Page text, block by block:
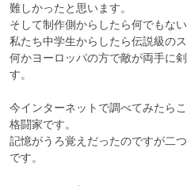
難しかったと思います。
そして制作側からしたら何でもない
私たち中学生からしたら伝説級の
何かヨーロッパの方で敵が両手に
す。
今インターネットで調べてみたら
格闘家です。
記憶がうろ覚えだったのですが二
です。